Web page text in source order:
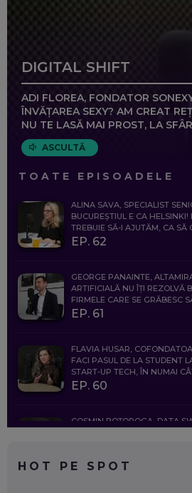
DIGITAL SHIFT
ADI FLOREA, FONDATOR
ÎNVĂȚAREA SEXY? AM CREAT
NU TE LASĂ MAI PROST, LA
ASCULTĂ
TOATE EPISOADELE
ALINA SAVA, SPECIALIST
BUCUREȘTIUL E CA
TREBUIE SĂ-I AJUTĂM, CA SĂ
EP. 62
GEORGE PANAINTE,
ARTIFICIALĂ NU ÎȚI REZOLVĂ
FIRMELE CARE SE GRĂBESC
EP. 61
FLAVIA HUSAR,
FACI PASUL DE LA STUDENT
START-UP TECH, ÎN NUMAI
EP. 60
COSMIN BOȚOROGA, DATA
HOT PE SPOT